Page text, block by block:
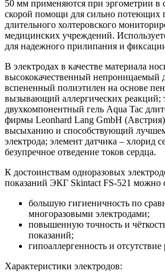
50 мм применяются при эргометрии в
скорой помощи для сильно потеющих
длительного холтеровского
медицинских учреждений.
для надежного прилипания и
В электродах в качестве материала
высококачественный непроницаемый
вспененный полиэтилен на основе
вызывающий аллергических реакций;
двухкомпонентный гель Aqua Tac
фирмы Leonhard Lang GmbH
высыханию и способствующий
электрода; элемент датчика – хлорид
безупречное отведение токов сердца.
К достоинствам одноразовых
показаний ЭКГ Skintact FS-521 можно
большую гигиеничность по
многоразовыми электродами;
повышенную точность и
показаний;
гипоаллергенность и
Характеристики электродов: